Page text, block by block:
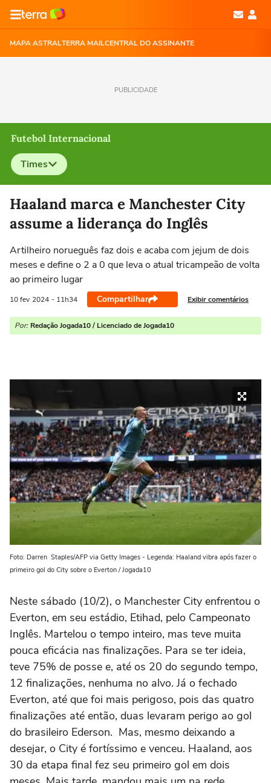
MAPA ASTRALTERRA MAILCENTRAL DO ASSINANTE
PUBLICIDADE
Futebol Internacional
Times
Selecione o time para ver as notícias
Haaland marca e Manchester City
assume a liderança do Inglês
Artilheiro norueguês faz dois e acaba com jejum de dois
meses e define o 2 a 0 que leva o atual tricampeão de volta
ao primeiro lugar
10 fev 2024 - 11h34 Compartilhar Exibir comentários
Por: Redação Jogada10 / Licenciado de Jogada10
Foto: Darren Staples/AFP via Getty Images - Legenda: Haaland vibra após fazer o
primeiro gol do City sobre o Everton / Jogada10
Neste sábado (10/2), o Manchester City enfrentou o
Everton, em seu estádio, Etihad, pelo Campeonato
Inglês. Martelou o tempo inteiro, mas teve muita
pouca eficácia nas finalizações. Para se ter ideia,
teve 75% de posse e, até os 20 do segundo tempo,
12 finalizações, nenhuma no alvo. Já o fechado
Everton, até que foi mais perigoso, pois das quatro
finalizações até então, duas levaram perigo ao gol
do brasileiro Ederson. Mas, mesmo deixando a
desejar, o City é fortíssimo e venceu. Haaland, aos
30 da etapa final fez seu primeiro gol em dois